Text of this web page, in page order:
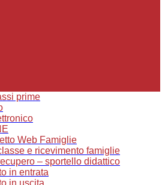
prime
Web Famiglie
e ricevimento famiglie
– sportello didattico
in entrata